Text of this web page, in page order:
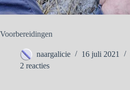
Voorbereidingen
naargalicie 16 juli 2021
2 reacties